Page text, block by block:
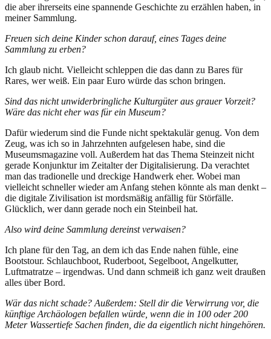
die aber ihrerseits eine spannende Geschichte zu erzählen haben, in
meiner Sammlung.
Freuen sich deine Kinder schon darauf, eines Tages deine
Sammlung zu erben?
Ich glaub nicht. Vielleicht schleppen die das dann zu Bares für
Rares, wer weiß. Ein paar Euro würde das schon bringen.
Sind das nicht unwiderbringliche Kulturgüter aus grauer Vorzeit?
Wäre das nicht eher was für ein Museum?
Dafür wiederum sind die Funde nicht spektakulär genug. Von dem
Zeug, was ich so in Jahrzehnten aufgelesen habe, sind die
Museumsmagazine voll. Außerdem hat das Thema Steinzeit nicht
gerade Konjunktur im Zeitalter der Digitalisierung. Da verachtet
man das tradionelle und dreckige Handwerk eher. Wobei man
vielleicht schneller wieder am Anfang stehen könnte als man denkt –
die digitale Zivilisation ist mordsmäßig anfällig für Störfälle.
Glücklich, wer dann gerade noch ein Steinbeil hat.
Also wird deine Sammlung dereinst verwaisen?
Ich plane für den Tag, an dem ich das Ende nahen fühle, eine
Bootstour. Schlauchboot, Ruderboot, Segelboot, Angelkutter,
Luftmatratze – irgendwas. Und dann schmeiß ich ganz weit draußen
alles über Bord.
Wär das nicht schade? Außerdem: Stell dir die Verwirrung vor, die
künftige Archäologen befallen würde, wenn die in 100 oder 200
Meter Wassertiefe Sachen finden, die da eigentlich nicht hingehören.